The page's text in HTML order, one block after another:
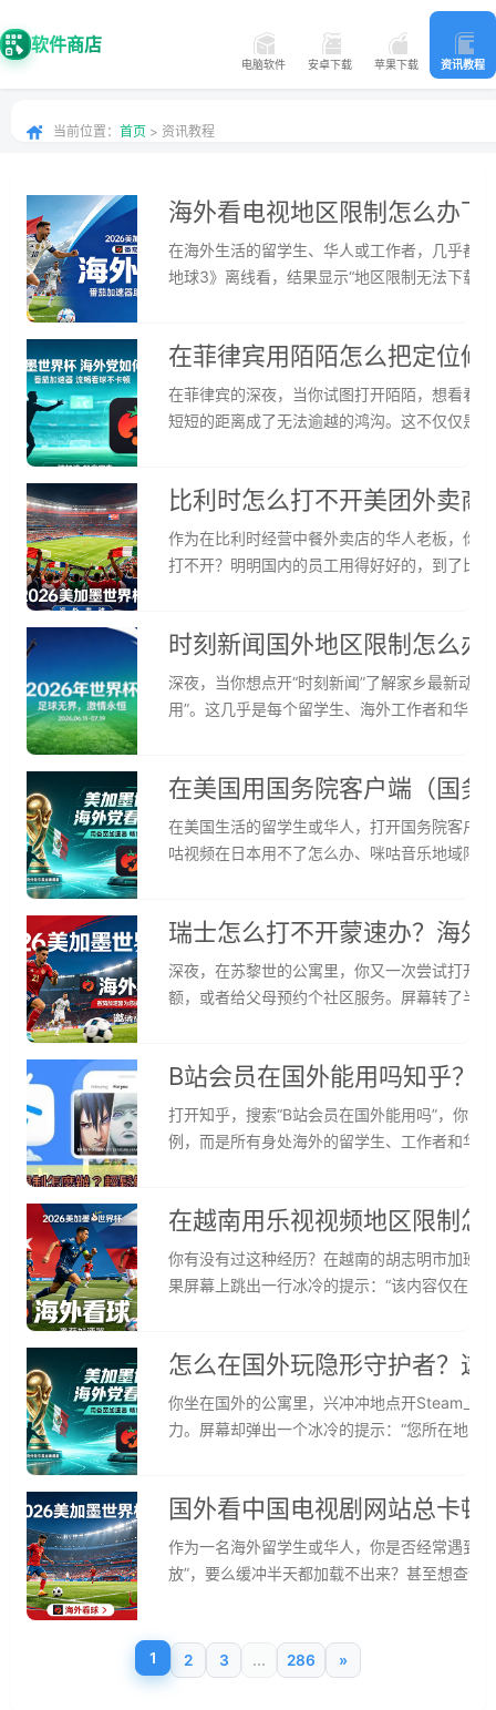
软件商店
电脑软件 安卓下载 苹果下载 资讯教程
当前位置： 首页 > 资讯教程
海外看电视地区限制怎么办
在海外生活的留学生、华人或工作者，几乎都
地球3》离线看，结果显示“地区限制无法下载
在菲律宾用陌陌怎么把定位
在菲律宾的深夜，当你试图打开陌陌，想看看
短短的距离成了无法逾越的鸿沟。这不仅仅是“
用那些充满家乡味的App，都变得磕磕绊绊。
为你提供一个全面、稳定且安全的解决方案，
比利时怎么打不开美团外卖
作为在比利时经营中餐外卖店的华人老板，你
打不开？明明国内的员工用得好好的，到了比
讲讲如何选择合适的回国加速器，解决这些烦
时刻新闻国外地区限制怎么
深夜，当你想点开“时刻新闻”了解家乡最新动
用”。这几乎是每个留学生、海外工作者和华
制，自由访问腾讯视频、爱奇艺、B站乃至“社
具备的核心素质。
在美国用国务院客户端（国
在美国生活的留学生或华人，打开国务院客户
咕视频在日本用不了怎么办、咪咕音乐地域限
瑞士怎么打不开蒙速办？海
深夜，在苏黎世的公寓里，你又一次尝试打开
额，或者给父母预约个社区服务。屏幕转了半
闽政通”，在哥本哈根疑惑“丹麦怎么打不开粤
复杂的网络地域限制与高墙。但需求就在那里
和国内朋友联机打游戏，想顺畅访问各类生活
B站会员在国外能用吗知乎？
打开知乎，搜索“B站会员在国外能用吗”，你
例，而是所有身处海外的留学生、工作者和华
置了严格的地理位置限制，你的IP地址一旦被
盗版资源，或者与国内的文化娱乐彻底脱节吗
诉你如何用一个靠谱的回国加速器，重新畅通
在越南用乐视视频地区限制
你有没有过这种经历？在越南的胡志明市加班
果屏幕上跳出一行冰冷的提示：“该内容仅在中
问，海外IP自然会被拦截。这篇文章不仅会告
国搜狐、巴西爱奇艺的情况，更会推荐一款靠
2026美加墨世界杯的国内直播都能畅快观看。
怎么在国外玩隐形守护者？
你坐在国外的公寓里，兴冲冲地点开Steam上
力。屏幕却弹出一个冰冷的提示：“您所在地区
区域限制，这些技术术语背后，是我们与故乡
身，而是如何优雅地、稳定地解决它。这篇文
具，让你无论身在纽约、悉尼还是伦敦，都能
国外看中国电视剧网站总卡
作为一名海外留学生或华人，你是否经常遇到
放”，要么缓冲半天都加载不出来？甚至想查
赛做好准备。
1 2 3 ... 286 »